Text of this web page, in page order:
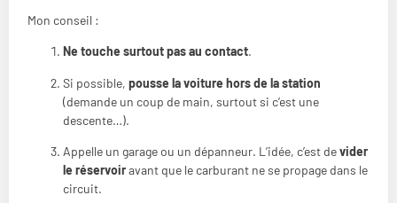
Mon conseil :
Ne touche surtout pas au contact.
Si possible, pousse la voiture hors de la station
(demande un coup de main, surtout si c’est une
descente…).
Appelle un garage ou un dépanneur. L’idée, c’est devider
le réservoiravant que le carburant ne se propage dans le
circuit.